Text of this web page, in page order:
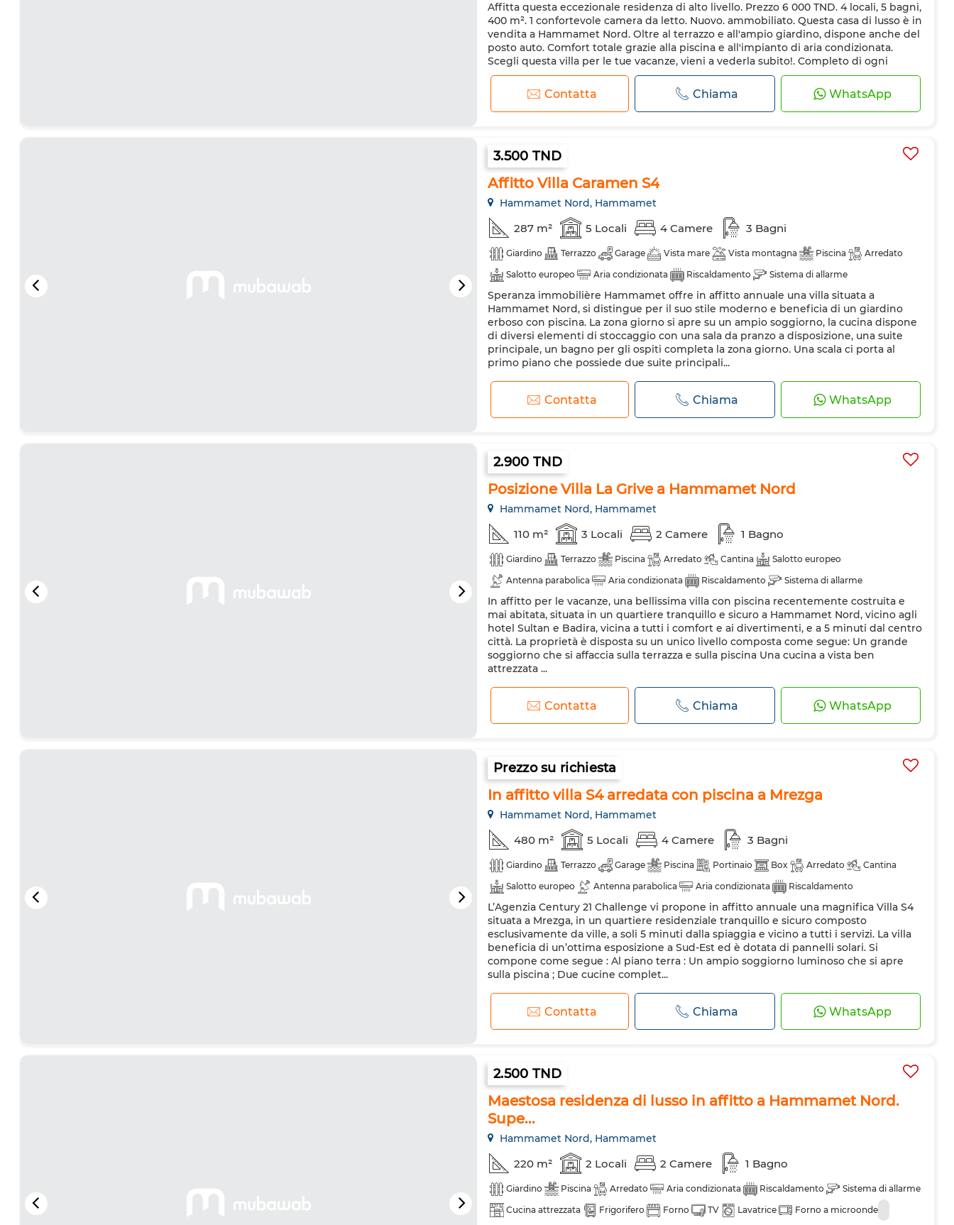
Internet
Affitta questa eccezionale residenza di alto livello. Prezzo 6 000 TND. 4 locali, 5 bagni,
400 m². 1 confortevole camera da letto. Nuovo. ammobiliato. Questa casa di lusso è in
vendita a Hammamet Nord. Oltre al terrazzo e all'ampio giardino, dispone anche del
posto auto. Comfort totale grazie alla piscina e all'impianto di aria condizionata.
Scegli questa villa per le tue vacanze, vieni a vederla subito!. Completo di ogni
comfort, tra cui i...
Contatta Chiama WhatsApp
3.500 TND
Affitto Villa Caramen S4
Hammamet Nord, Hammamet
287 m² 5 Locali 4 Camere 3 Bagni
Giardino Terrazzo Garage Vista mare Vista montagna Piscina
Arredato
Salotto europeo
Aria condizionata Riscaldamento
Sistema di allarme
Cucina attrezzata
Frigorifero Forno TV Lavatrice Forno a microonde
Speranza immobilière Hammamet offre in affitto annuale una villa situata a
Hammamet Nord, si distingue per il suo stile moderno e beneficia di un giardino
erboso con piscina. La zona giorno si apre su un ampio soggiorno, la cucina dispone
di diversi elementi di stoccaggio con una sala da pranzo a disposizione, una suite
principale, un bagno per gli ospiti completa la zona giorno. Una scala ci porta al
primo piano che possiede due suite principali...
Contatta Chiama WhatsApp
2.900 TND
Posizione Villa La Grive a Hammamet Nord
Hammamet Nord, Hammamet
110 m² 3 Locali 2 Camere 1 Bagno
Giardino Terrazzo Piscina Arredato Cantina
Salotto europeo
Antenna parabolica
Aria condizionata Riscaldamento
Sistema di allarme
Doppi vetri
Porta rinforzata Cucina attrezzata Frigorifero Forno
TV
Lavatrice
Forno a microonde Internet Ammessi animali domestici
In affitto per le vacanze, una bellissima villa con piscina recentemente costruita e
mai abitata, situata in un quartiere tranquillo e sicuro a Hammamet Nord, vicino agli
hotel Sultan e Badira, vicina a tutti i comfort e ai divertimenti, e a 5 minuti dal centro
città. La proprietà è disposta su un unico livello composta come segue: Un grande
soggiorno che si affaccia sulla terrazza e sulla piscina Una cucina a vista ben
attrezzata ...
Contatta Chiama WhatsApp
Prezzo su richiesta
In affitto villa S4 arredata con piscina a Mrezga
Hammamet Nord, Hammamet
480 m² 5 Locali 4 Camere 3 Bagni
Giardino Terrazzo Garage Piscina Portinaio Box Arredato
Cantina
Salotto europeo
Antenna parabolica Aria condizionata
Riscaldamento
Sistema di allarme
Porta rinforzata Cucina attrezzata Frigorifero Forno
TV
Lavatrice
Forno a microonde
L’Agenzia Century 21 Challenge vi propone in affitto annuale una magnifica Villa S4
situata a Mrezga, in un quartiere residenziale tranquillo e sicuro composto
esclusivamente da ville, a soli 5 minuti dalla spiaggia e vicino a tutti i servizi. La villa
beneficia di un’ottima esposizione a Sud-Est ed è dotata di pannelli solari. Si
compone come segue : Al piano terra : Un ampio soggiorno luminoso che si apre
sulla piscina ; Due cucine complet...
Contatta Chiama WhatsApp
2.500 TND
Maestosa residenza di lusso in affitto a Hammamet Nord.
Supe...
Hammamet Nord, Hammamet
220 m² 2 Locali 2 Camere 1 Bagno
Giardino Piscina Arredato Aria condizionata Riscaldamento
Sistema di allarme
Cucina attrezzata
Frigorifero Forno TV Lavatrice Forno a microonde